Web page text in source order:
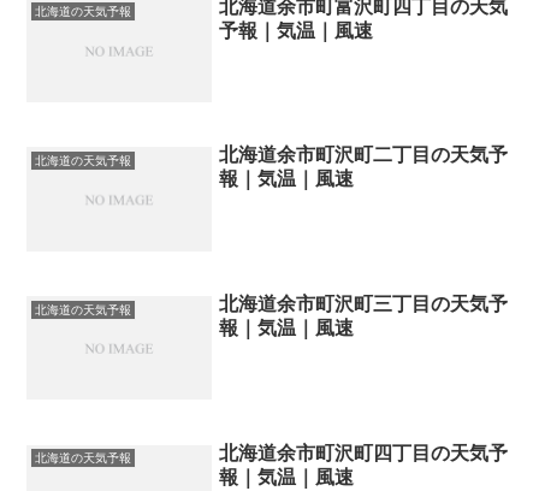
北海道の天気予報
北海道余市町富沢町四丁目の天気
予報｜気温｜風速
北海道の天気予報
北海道余市町沢町二丁目の天気予
報｜気温｜風速
北海道の天気予報
北海道余市町沢町三丁目の天気予
報｜気温｜風速
北海道の天気予報
北海道余市町沢町四丁目の天気予
報｜気温｜風速